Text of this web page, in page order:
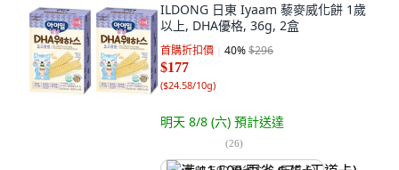
ILDONG 日東 Iyaam 藜麥威化餅 1歲
以上, DHA優格, 36g, 2盒
首購折扣價 40%$296
$177
($24.58/10g)
明天 8/8 (六) 預計送達
(26)